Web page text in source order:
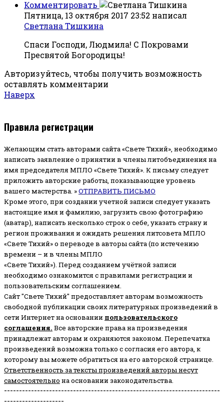
Комментировать
Пятница, 13 октября 2017 23:52 написал
Светлана Тишкина
Спаси Господи, Людмила! С Покровами
Пресвятой Богородицы!
Авторизуйтесь, чтобы получить возможность
оставлять комментарии
Наверх
Правила регистрации
Желающим стать авторами сайта «Свете Тихий», необходимо
написать заявление о принятии в члены литобъединения на
имя председателя МПЛО «Свете Тихий». К письму следует
приложить авторские работы, показывающие уровень
вашего мастерства. »ОТПРАВИТЬ ПИСЬМО
Кроме этого, при создании учетной записи следует указать
настоящие имя и фамилию, загрузить свою фотографию
(аватар), написать несколько строк о себе, указать страну и
регион проживания и ожидать решения литсовета МПЛО
«Свете Тихий» о переводе в авторы сайта (по истечению
времени – и в члены МПЛО
«Свете Тихий»). Перед созданием учётной записи
необходимо ознакомится с правилами регистрации и
пользовательским соглашением.
Сайт "Свете Тихий" предоставляет авторам возможность
свободной публикации своих литературных произведений в
сети Интернет на основании пользовательского
соглашения. Все авторские права на произведения
принадлежат авторам и охраняются законом. Перепечатка
произведений возможна только с согласия его автора, к
которому вы можете обратиться на его авторской странице.
Ответственность за тексты произведений авторы несут
самостоятельно на основании законодательства.
------------------------------------------------------------------------
--------------------